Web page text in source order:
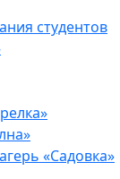
студентов
«Садовка»